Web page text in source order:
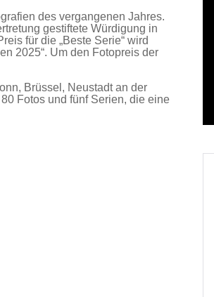
des vergangenen Jahres.
gestiftete Würdigung in
für die „Beste Serie“ wird
2025“. Um den Fotopreis der
Brüssel, Neustadt an der
Fotos und fünf Serien, die eine